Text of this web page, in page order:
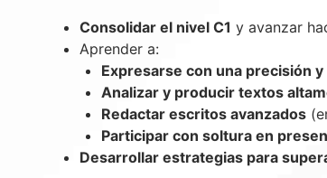
Consolidar el nivel C1 y avanzar
Aprender a:
Expresarse con una precisión
Analizar y producir textos
Redactar escritos avanzados
Participar con soltura en
Desarrollar estrategias para